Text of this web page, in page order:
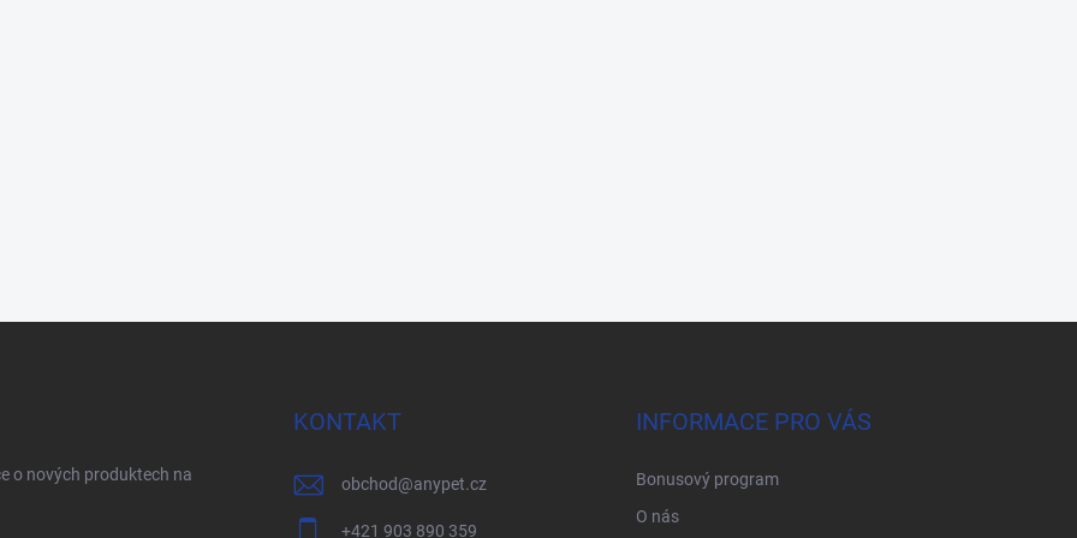
o nových produktech na
KONTAKT
obchod@anypet.cz
+421 903 890 359
INFORMACE PRO VÁS
Bonusový program
O nás